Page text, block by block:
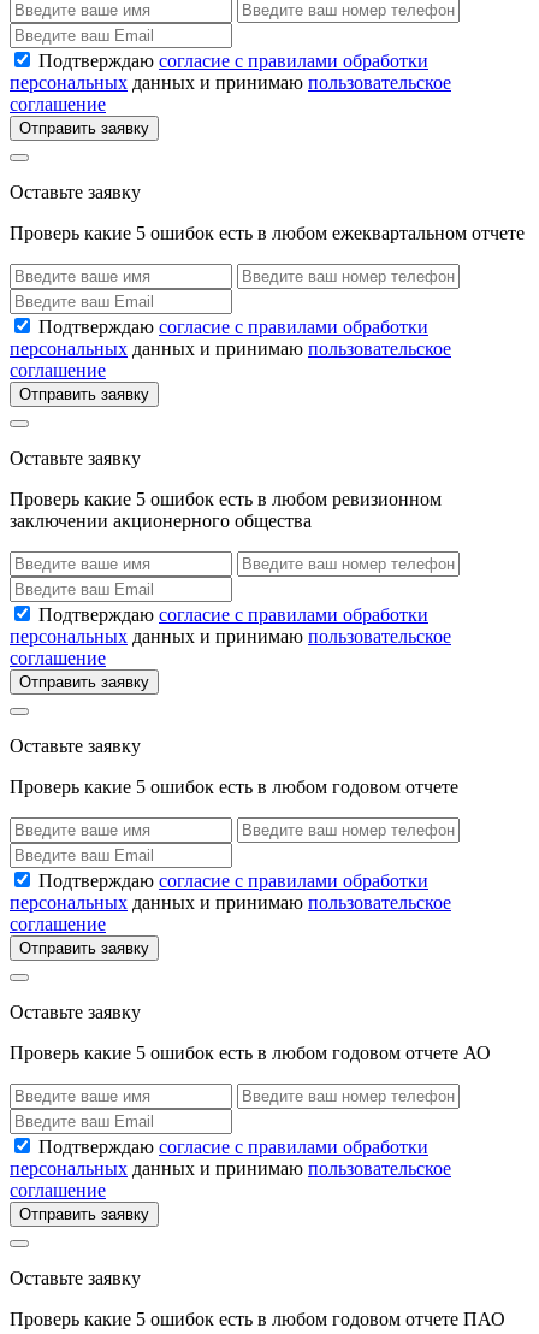
Подтверждаю согласие с правилами обработки
персональных данных и принимаю пользовательское
соглашение
Отправить заявку
Оставьте заявку
Проверь какие 5 ошибок есть в любом ежеквартальном отчете
Подтверждаю согласие с правилами обработки
персональных данных и принимаю пользовательское
соглашение
Отправить заявку
Оставьте заявку
Проверь какие 5 ошибок есть в любом ревизионном
заключении акционерного общества
Подтверждаю согласие с правилами обработки
персональных данных и принимаю пользовательское
соглашение
Отправить заявку
Оставьте заявку
Проверь какие 5 ошибок есть в любом годовом отчете
Подтверждаю согласие с правилами обработки
персональных данных и принимаю пользовательское
соглашение
Отправить заявку
Оставьте заявку
Проверь какие 5 ошибок есть в любом годовом отчете АО
Подтверждаю согласие с правилами обработки
персональных данных и принимаю пользовательское
соглашение
Отправить заявку
Оставьте заявку
Проверь какие 5 ошибок есть в любом годовом отчете ПАО